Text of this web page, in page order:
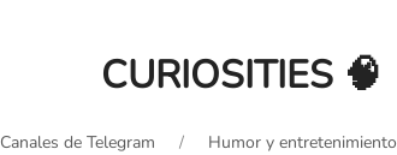
CURIOSITIES 🧠
Canales de Telegram Humor y entretenimiento